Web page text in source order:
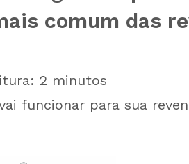
comum das
2 minutos
funcionar para sua